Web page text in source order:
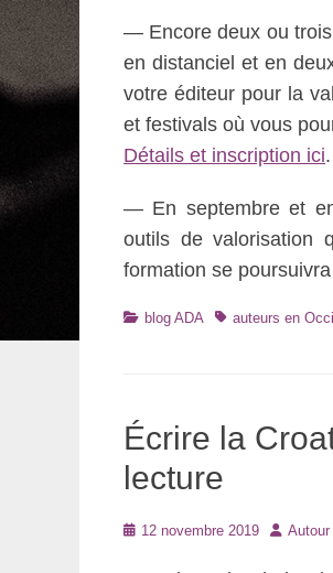
— Encore deux ou
en distanciel et en
votre éditeur pour la
et festivals où vous
Détails et inscription ici.
— En septembre et
outils de valorisation
formation se
Catégories
blog ADA Tagsauteurs en
Écrire la
lecture
Posté12 novembre 2019 Auteur
Autour